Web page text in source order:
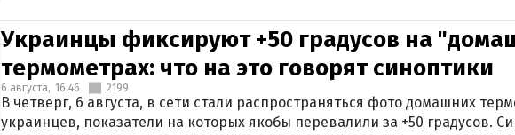
Украинцы фиксируют +50 градусов на
термометрах: что на это говорят синоптики
6 августа, 16:46 2199
В четверг, 6 августа, в сети стали распространяться фото домашних
украинцев, показатели на которых якобы перевалили за +50 градусов.